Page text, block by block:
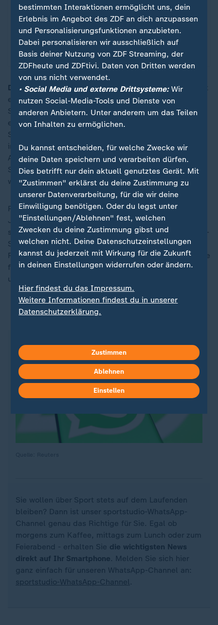
Wintersport - Saison 2025/26
Ob Biathlon, Skispringen oder Ski Alpin: Highlight-
Videos, Livestreams, Liveticker, Zeitplan und
Ergebnisse.
Donnerstag, 13. März: Am Holmenkollen von Oslo gibt
es die erste Pressekonferenz der FIS nach dem
Skandal. Es wird mitgeteilt, dass in den am Dienstag
eingezogenen WM-Sprunganzügen der norwegischen
Skispringerinnen und des Kombinierer-Teams keine
irregulären Veränderungen gefunden worden seien.
Anders sieht das bei den Anzügen der norwegischen
Skisprung-Männer aus, wo sich Verdachtsmomente für
weitere Manipulationen finden.
Robin Pedersen, Kristoffer Eriksen Sundal und Robert
Johansson werden daraufhin ebenfalls suspendiert -
sie hatten kurz zuvor noch am Training für das Raw-Air-
Springen in Oslo teilgenommen. Auf Nachfrage teilt
Renndirektor Sandro Pertile mit, dass es Anhaltspunkte
für andere Manipulationen als das bereits bei Lindvik
und Forfang nachgewiesene steife Band gebe.
ZDFsportstudio auf WhatsApp
Sie wollen über Sport stets auf dem Laufenden
bleiben? Dann ist unser sportstudio-WhatsApp-
Channel genau das Richtige für Sie. Egal ob
morgens zum Kaffee, mittags zum Lunch oder zum
Feierabend - erhalten Sie die wichtigsten News
direkt auf Ihr Smartphone. Melden Sie sich hier
ganz einfach für unseren WhatsApp-Channel an:
sportstudio-WhatsApp-Channel.
bestimmten Interaktionen ermöglicht uns, dein
Erlebnis im Angebot des ZDF an dich anzupassen
und Personalisierungsfunktionen anzubieten.
Dabei personalisieren wir ausschließlich auf
Basis deiner Nutzung von ZDF Streaming, der
ZDFheute und ZDFtivi. Daten von Dritten werden
von uns nicht verwendet.
• Social Media und externe Drittsysteme:Wir
nutzen Social-Media-Tools und Dienste von
anderen Anbietern. Unter anderem um das Teilen
von Inhalten zu ermöglichen.
Du kannst entscheiden, für welche Zwecke wir
deine Daten speichern und verarbeiten dürfen.
Dies betrifft nur dein aktuell genutztes Gerät. Mit
"Zustimmen" erklärst du deine Zustimmung zu
unserer Datenverarbeitung, für die wir deine
Einwilligung benötigen. Oder du legst unter
"Einstellungen/Ablehnen" fest, welchen
Zwecken du deine Zustimmung gibst und
welchen nicht. Deine Datenschutzeinstellungen
kannst du jederzeit mit Wirkung für die Zukunft
in deinen Einstellungen widerrufen oder ändern.
Hier findest du das Impressum.
Weitere Informationen findest du in unserer
Datenschutzerklärung.
Zustimmen
Ablehnen
Einstellen